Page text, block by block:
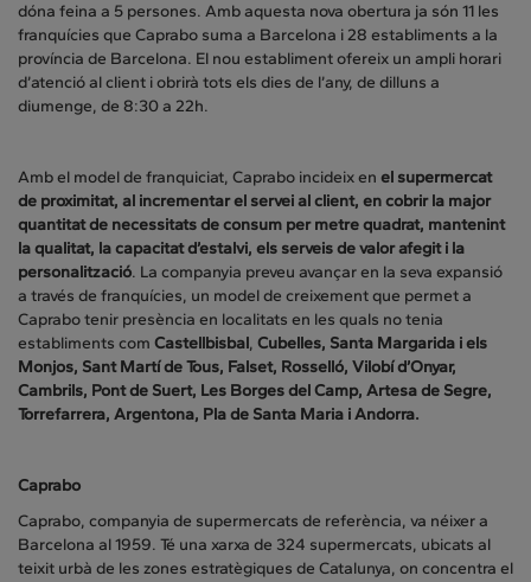
dóna feina a 5 persones. Amb aquesta nova obertura ja són 11 les
franquícies que Caprabo suma a Barcelona i 28 establiments a la
província de Barcelona. El nou establiment ofereix un ampli horari
d’atenció al client i obrirà tots els dies de l’any, de dilluns a
diumenge, de 8:30 a 22h.
Amb el model de franquiciat, Caprabo incideix en el supermercat
de proximitat, al incrementar el servei al client, en cobrir la major
quantitat de necessitats de consum per metre quadrat, mantenint
la qualitat, la capacitat d’estalvi, els serveis de valor afegit i la
personalització. La companyia preveu avançar en la seva expansió
a través de franquícies, un model de creixement que permet a
Caprabo tenir presència en localitats en les quals no tenia
establiments com Castellbisbal, Cubelles, Santa Margarida i els
Monjos, Sant Martí de Tous, Falset, Rosselló, Vilobí d’Onyar,
Cambrils, Pont de Suert, Les Borges del Camp, Artesa de Segre,
Torrefarrera, Argentona, Pla de Santa Maria i Andorra.
Caprabo
Caprabo, companyia de supermercats de referència, va néixer a
Barcelona al 1959. Té una xarxa de 324 supermercats, ubicats al
teixit urbà de les zones estratègiques de Catalunya, on concentra el